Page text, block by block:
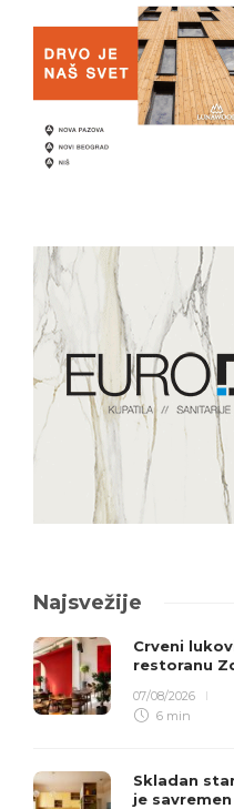
Najsvežije
Crveni
restoranu
07/08/2026
6 min
Skladan
je